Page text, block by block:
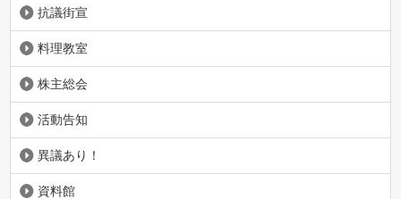
抗議街宣
料理教室
株主総会
活動告知
異議あり！
資料館